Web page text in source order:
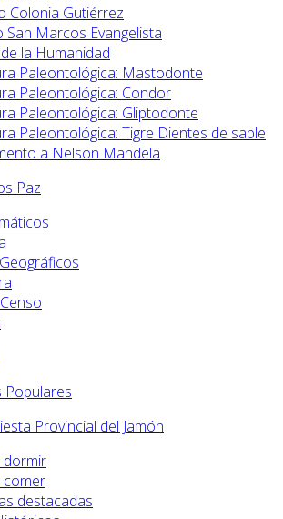
Colonia Gutiérrez
San Marcos Evangelista
la Humanidad
Paleontológica: Mastodonte
Paleontológica: Condor
Paleontológica: Gliptodonte
Paleontológica: Tigre Dientes de sable
a Nelson Mandela
Paz
Populares
Provincial del Jamón
dormir
comer
destacadas